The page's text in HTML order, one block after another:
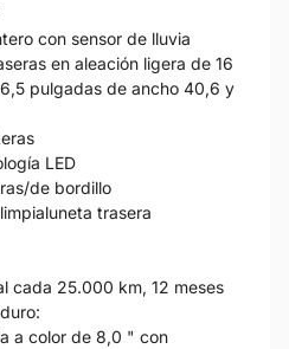
con sensor de lluvia
en aleación ligera de 16
pulgadas de ancho 40,6 y
LED
de bordillo
trasera
cada 25.000 km, 12 meses
a color de 8,0 " con